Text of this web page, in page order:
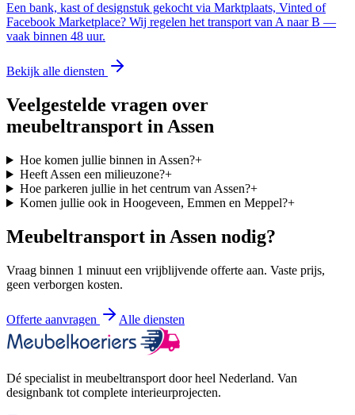
Een bank, kast of designstuk gekocht via Marktplaats, Vinted of
Facebook Marketplace? Wij regelen het transport van A naar B —
vaak binnen 48 uur.
Bekijk alle diensten
Veelgestelde vragen over
meubeltransport inAssen
Hoe komen jullie binnen in Assen?+
Heeft Assen een milieuzone?+
Hoe parkeren jullie in het centrum van Assen?+
Komen jullie ook in Hoogeveen, Emmen en Meppel?+
Meubeltransport in Assen nodig?
Vraag binnen 1 minuut een vrijblijvende offerte aan. Vaste prijs,
geen verborgen kosten.
Offerte aanvragen Alle diensten
Dé specialist in meubeltransport door heel Nederland. Van
designbank tot complete interieurprojecten.